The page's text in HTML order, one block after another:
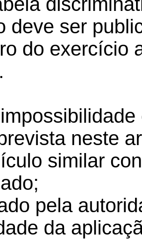
deve ser
do exercício
neste
similar
pela
da